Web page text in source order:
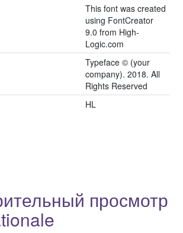
This font was created
using FontCreator
9.0 from High-
Logic.com
Typeface © (your
company). 2018. All
Rights Reserved
HL
просмотр